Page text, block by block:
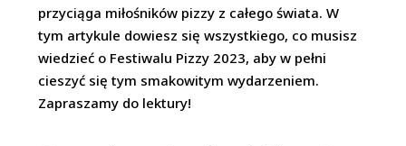
przyciąga miłośników pizzy z całego świata. W
tym artykule dowiesz się wszystkiego, co musisz
wiedzieć o Festiwalu Pizzy 2023, aby w pełni
cieszyć się tym smakowitym wydarzeniem.
Zapraszamy do lektury!